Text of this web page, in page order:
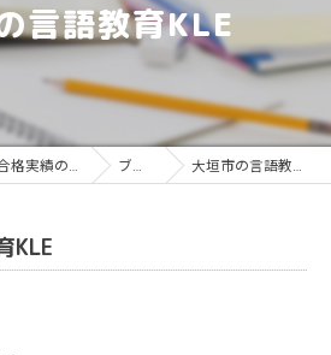
言語教育KLE
大垣市の英検対策なら合格実績の池尻教室 ブログ 大垣市の言語教育KLE
KLE